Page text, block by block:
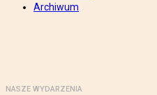
Archiwum
NASZE WYDARZENIA